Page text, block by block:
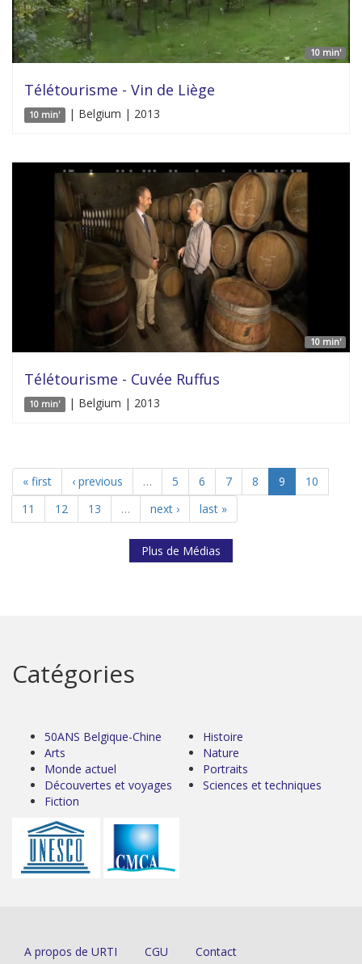
10 min'
Télétourisme - Vin de Liège
10 min' | Belgium | 2013
10 min'
Télétourisme - Cuvée Ruffus
10 min' | Belgium | 2013
« first ‹ previous … 5 6 7 8 9
10
11
12 13 … next › last »
Plus de Médias
Catégories
50ANS Belgique-Chine
Arts
Monde actuel
Découvertes et voyages
Fiction
Histoire
Nature
Portraits
Sciences et techniques
A propos de URTI CGU Contact